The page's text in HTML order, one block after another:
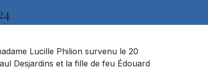
Lucille Philion survenu le 20
Desjardins et la fille de feu Édouard